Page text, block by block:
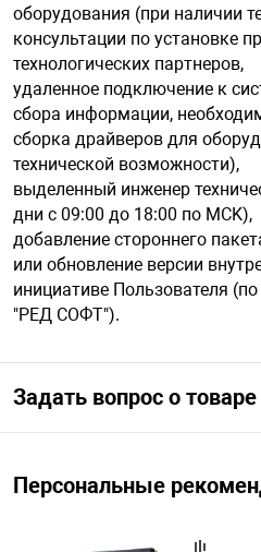
оборудования (при наличии
консультации по установке
технологических партнеров,
удаленное подключение к
сбора информации,
сборка драйверов для
технической возможности),
выделенный инженер
дни с 09:00 до 18:00 по MCK),
добавление стороннего
или обновление версии
инициативе Пользователя
"РЕД СОФТ").
Задать вопрос о товаре
Персональные